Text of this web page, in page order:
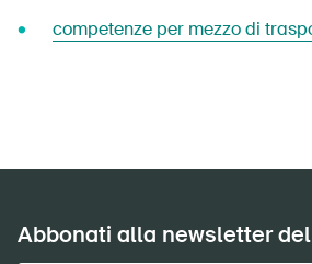
competenze per mezzo di
Abbonati alla newsletter